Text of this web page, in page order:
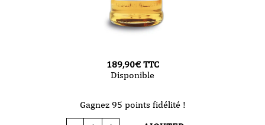
189,90€TTC
Disponible
Gagnez 95 points fidélité !